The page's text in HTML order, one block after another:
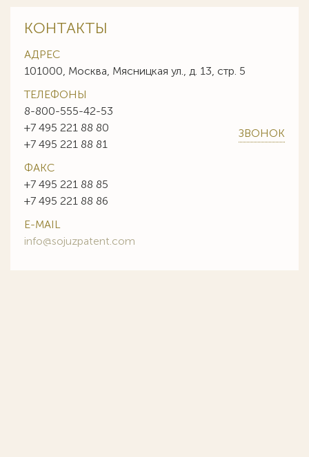
КОНТАКТЫ
АДРЕС
101000, Москва, Мясницкая ул., д. 13, стр. 5
ТЕЛЕФОНЫ
8-800-555-42-53
+7 495 221 88 80
+7 495 221 88 81
ЗВОНОК
ФАКС
+7 495 221 88 85
+7 495 221 88 86
E-MAIL
info@sojuzpatent.com